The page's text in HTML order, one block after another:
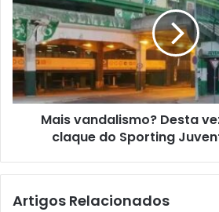
Mais vandalismo? Desta
claque do Sporting
Artigos Relacionados